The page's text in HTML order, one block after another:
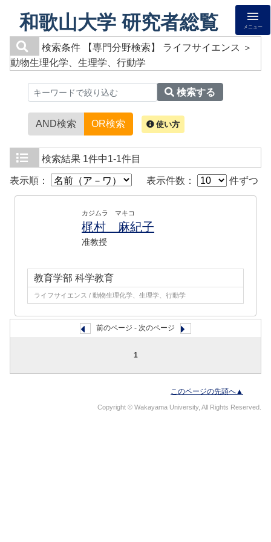
和歌山大学 研究者総覧 メニュー
検索条件
【専門分野検索】 ライフサイエンス ＞
動物生理化学、生理学、行動学
検索する
AND検索 OR検索 使い方
検索結果 1件中1-1件目
表示順： 表示件数： 件ずつ
カジムラ マキコ
梶村 麻紀子
准教授
教育学部 科学教育
ライフサイエンス / 動物生理化学、生理学、行動学
前のページ - 次のページ
1
このページの先頭へ▲
Copyright © Wakayama University, All Rights Reserved.